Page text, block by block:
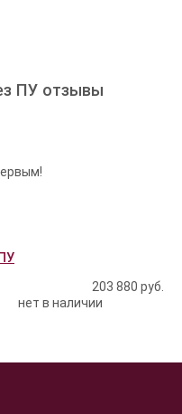
ПУ отзывы
203 880 руб.
нет в наличии